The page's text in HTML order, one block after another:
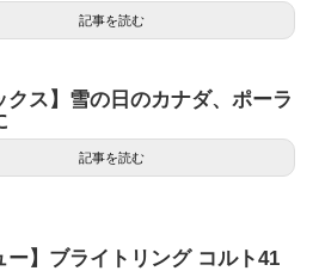
記事を読む
クス】雪の日のカナダ、ポーラ
記事を読む
ー】ブライトリング コルト41